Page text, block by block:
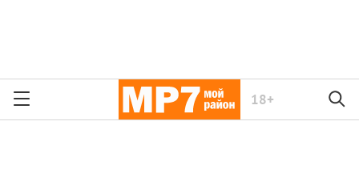
18+